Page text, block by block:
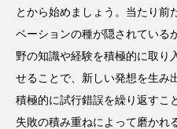
とから始めましょう。当たり前
ベーションの種が隠されている
野の知識や経験を積極的に取り
せることで、新しい発想を生み
積極的に試行錯誤を繰り返すこ
失敗の積み重ねによって磨かれ